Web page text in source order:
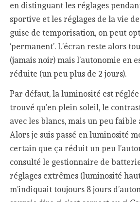
en distinguant les réglages
sportive et les réglages de la vie
guise de temporisation, on peut
‘permanent’. L’écran reste alors
(jamais noir) mais l’autonomie en
réduite (un peu plus de 2 jours).
Par défaut, la luminosité est réglée
trouvé qu’en plein soleil, le
avec les blancs, mais un peu faible
Alors je suis passé en luminosité
certain que ça réduit un peu
consulté le gestionnaire de
réglages extrêmes (luminosité
m’indiquait toujours 8 jours